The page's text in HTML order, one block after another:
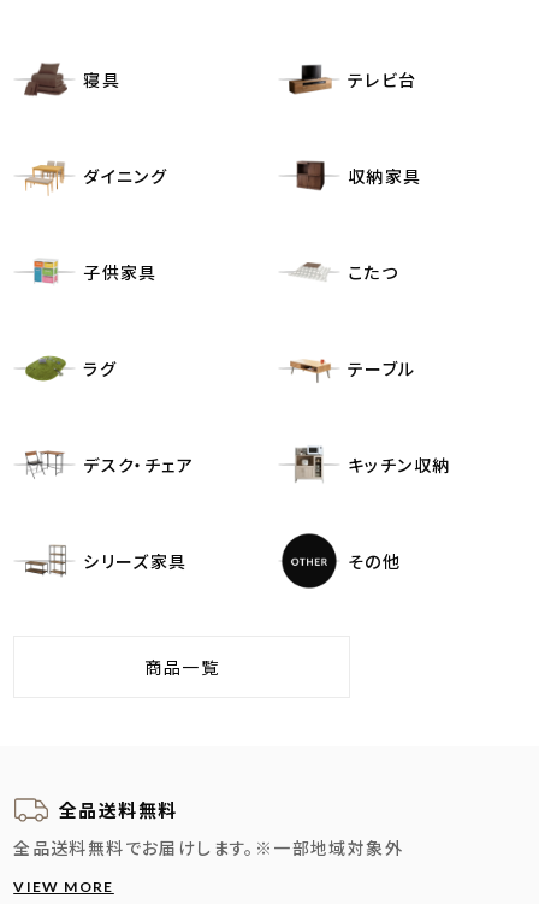
寝具 テレビ台
ダイニング 収納家具
子供家具 こたつ
ラグ テーブル
デスク・チェア キッチン収納
シリーズ家具 その他
商品一覧
全品送料無料
全品送料無料でお届けします。 ※一部地域対象外
VIEW MORE